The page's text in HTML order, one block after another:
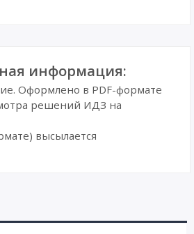
информация:
Оформлено в PDF-формате
решений ИДЗ на
высылается